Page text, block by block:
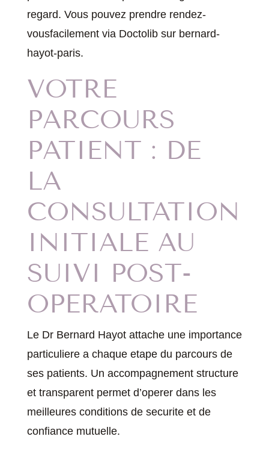
regard. Vous pouvez prendre rendez-
vousfacilement via Doctolib sur bernard-
hayot-paris.
VOTRE
PARCOURS
PATIENT : DE
LA
CONSULTATION
INITIALE AU
SUIVI POST-
OPERATOIRE
Le Dr Bernard Hayot attache une importance
particuliere a chaque etape du parcours de
ses patients. Un accompagnement structure
et transparent permet d’operer dans les
meilleures conditions de securite et de
confiance mutuelle.